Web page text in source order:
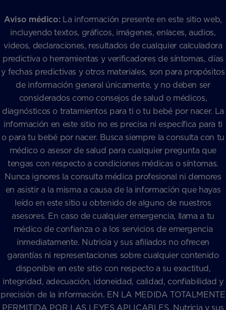
Aviso médico:La información presente en este sitio web,
incluyendo textos, gráficos, imágenes, enlaces, audios,
videos, declaraciones, resultados de cualquier calculadora
predictiva o herramientas y verificadores de síntomas, días
y fechas predictivas y otros materiales, son para propósitos
de información general únicamente, y no deben ser
considerados como consejos de salud o médicos,
diagnósticos o tratamientos para ti o tu bebé por nacer. La
información en este sitio no es precisa ni específica para ti
o para tu bebé por nacer. Busca siempre la consulta con tu
médico o asesor de salud para cualquier pregunta que
tengas con respecto a condiciones médicas o síntomas.
Nunca ignores la consulta médica profesional ni demores
en asistir a la misma a causa de la información que hayas
leído en este sitio u obtenido de alguno de nuestros
asesores. En caso de cualquier emergencia, llama a tu
médico de confianza o a los servicios de emergencia
inmediatamente. Nutricia y sus afiliados no ofrecen
garantías ni representaciones sobre cualquier contenido
disponible en este sitio con respecto a su exactitud,
integridad, adecuación, idoneidad, calidad, confiabilidad y
precisión de la información. EN LA MEDIDA TOTALMENTE
PERMITIDA POR LAS LEYES APLICABLES, Nutricia y sus